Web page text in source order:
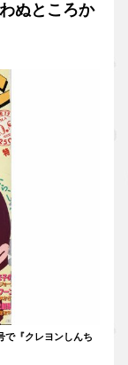
ぬところか
で『クレヨンしんち